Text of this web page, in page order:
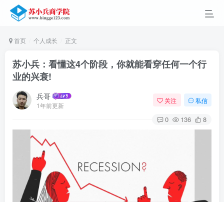
首页 个人成长 正文
苏小兵：看懂这4个阶段，你就能看穿任何一个行
业的兴衰!
兵哥
1年前更新
关注 私信
0 136 8